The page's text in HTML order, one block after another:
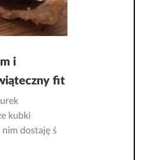
i
fit
kubki
nim dostaję ś